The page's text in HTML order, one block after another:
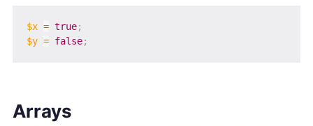
$x = true;
$y = false;
Arrays